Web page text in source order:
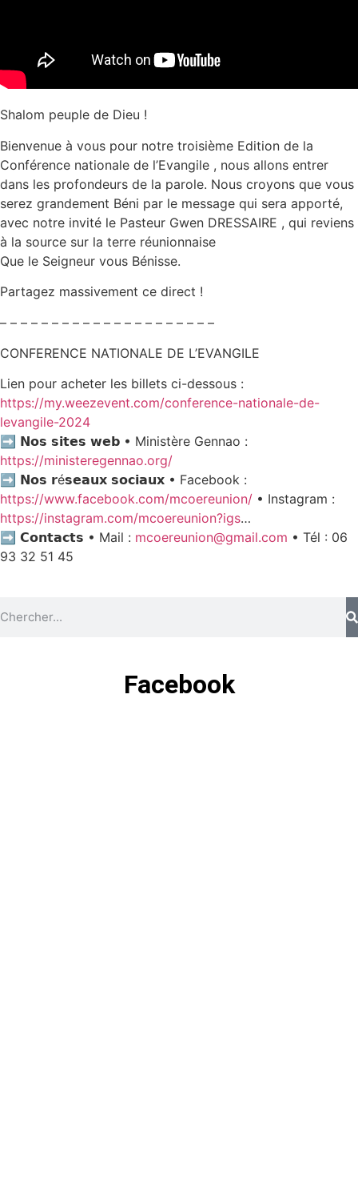
Shalom peuple de Dieu !
Bienvenue à vous pour notre troisième Edition de la
Conférence nationale de l’Evangile , nous allons entrer
dans les profondeurs de la parole. Nous croyons que vous
serez grandement Béni par le message qui sera apporté,
avec notre invité le Pasteur Gwen DRESSAIRE , qui reviens
à la source sur la terre réunionnaise
Que le Seigneur vous Bénisse.
Partagez massivement ce direct !
– – – – – – – – – – – – – – – – – – – – –
CONFERENCE NATIONALE DE L’EVANGILE
Lien pour acheter les billets ci-dessous :
https://my.weezevent.com/conference-nationale-de-
levangile-2024
➡️ 𝗡𝗼𝘀 𝘀𝗶𝘁𝗲𝘀 𝘄𝗲𝗯 • Ministère Gennao :
https://ministeregennao.org/
➡️ 𝗡𝗼𝘀 𝗿é𝘀𝗲𝗮𝘂𝘅 𝘀𝗼𝗰𝗶𝗮𝘂𝘅 • Facebook :
https://www.facebook.com/mcoereunion/ • Instagram :
https://instagram.com/mcoereunion?igs…
➡️ 𝗖𝗼𝗻𝘁𝗮𝗰𝘁𝘀 • Mail : mcoereunion@gmail.com • Tél : 06
93 32 51 45
Facebook